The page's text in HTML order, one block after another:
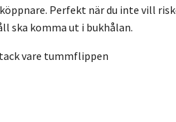
Perfekt när du inte vill
ska komma ut i bukhålan.
vare tummflippen